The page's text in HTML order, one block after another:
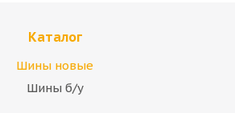
Каталог
Шины новые
Шины б/у